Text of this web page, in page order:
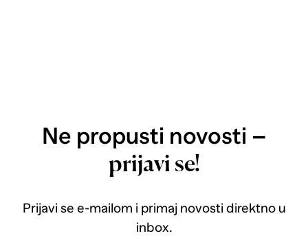
Ne propusti novosti –
prijavi se!
Prijavi se e-mailom i primaj novosti direktno u
inbox.